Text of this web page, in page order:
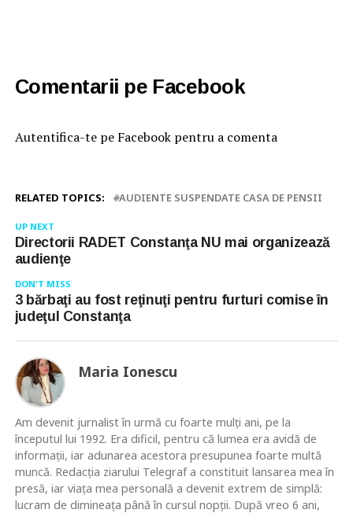
Comentarii pe Facebook
Autentifica-te pe Facebook pentru a comenta
RELATED TOPICS: AUDIENTE SUSPENDATE CASA DE PENSII
UP NEXT
Directorii RADET Constanţa NU mai organizează
audienţe
DON'T MISS
3 bărbaţi au fost reţinuţi pentru furturi comise în
judeţul Constanţa
Maria Ionescu
Am devenit jurnalist în urmă cu foarte mulţi ani, pe la
începutul lui 1992. Era dificil, pentru că lumea era avidă de
informaţii, iar adunarea acestora presupunea foarte multă
muncă. Redacţia ziarului Telegraf a constituit lansarea mea în
presă, iar viaţa mea personală a devenit extrem de simplă:
lucram de dimineaţa până în cursul nopţii. După vreo 6 ani,